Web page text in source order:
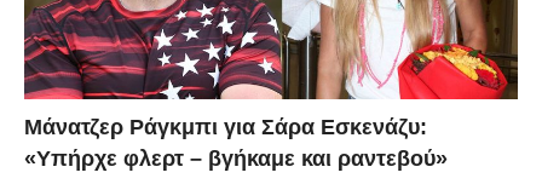
Μάνατζερ Ράγκμπι για Σάρα Εσκενάζυ:
«Υπήρχε φλερτ – βγήκαμε και ραντεβού»